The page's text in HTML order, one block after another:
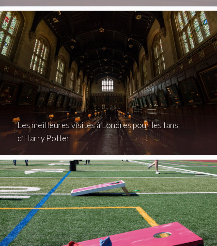
Les meilleures visites à Londres pour les fans
d’Harry Potter